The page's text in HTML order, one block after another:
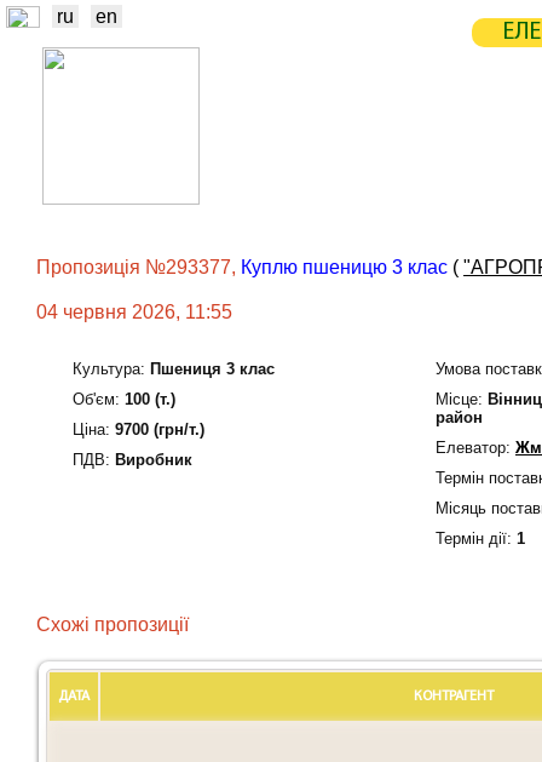
ru en
Пропозиція №293377, Куплю пшеницю 3 клас (
04 червня 2026, 11:55
Культура: Пшениця 3 клас
Об'єм: 100 (т.)
Ціна: 9700 (грн/т.)
ПДВ: Виробник
Умова
Мiсце:
район
Елеватор:
Термін
Місяць
Термін дiї: 1
Схожі пропозиції
ДАТА КОНТРАГЕНТ